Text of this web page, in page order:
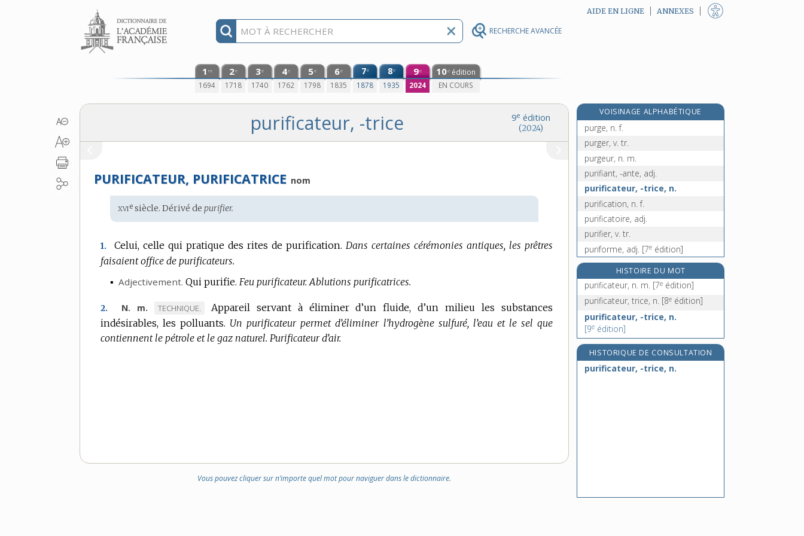
RECHERCHE AVANCÉE
Aller au contenu AIDE EN LIGNE ANNEXES
1 re
1694
2e
1718
3e
1740
4e
1762
5e
1798
6e
1835
7e
1878
8e
1935
9e
2024
10e édition
EN COURS
9e édition
(2024)
purificateur, -trice
PURIFICATEUR, PURIFICATRICE nom
Étymologie
:
xvie siècle. Dérivé depurifier.
1. Celui, celle qui pratique des rites de purification. Dans certaines cérémonies antiques, les prêtres
faisaient office de purificateurs.
▪ Adjectivement. Qui purifie. Feu purificateur. Ablutions purificatrices.
2. N. m.
MARQUE
DE
DOMAINE
TECHNIQUE.
Appareil servant à éliminer d’un fluide, d’un milieu les substances
indésirables, les polluants. Un purificateur permet d’éliminer l’hydrogène sulfuré, l’eau et le sel que
contiennent le pétrole et le gaz naturel. Purificateur d’air.
Vous pouvez cliquer sur n’importe quel mot pour naviguer dans le dictionnaire.
VOISINAGE ALPHABÉTIQUE
purgatoire, n. m.
purge, n. f.
purger, v. tr.
purgeur, n. m.
purifiant, -ante, adj.
purificateur, -trice, n.
purification, n. f.
purificatoire, adj.
purifier, v. tr.
puriforme, adj. [7e édition]
purin, n. m.
purisme, n. m.
puriste, n.
puritanisme, n. m.
HISTOIRE DU MOT
purificateur, n. m. [7e édition]
purificateur, trice, n. [8e édition]
purificateur, -trice, n.
[9e édition]
HISTORIQUE DE CONSULTATION
purificateur, -trice, n.